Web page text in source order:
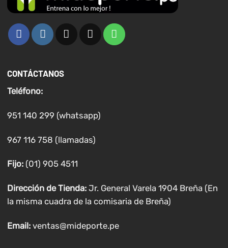
CONTÁCTANOS
Teléfono:
951 140 299 (whatsapp)
967 116 758 (llamadas)
Fijo:(01) 905 4511
Dirección de Tienda: Jr. General Varela 1904 Breña (En
la misma cuadra de la comisaria de Breña)
Email: ventas@mideporte.pe